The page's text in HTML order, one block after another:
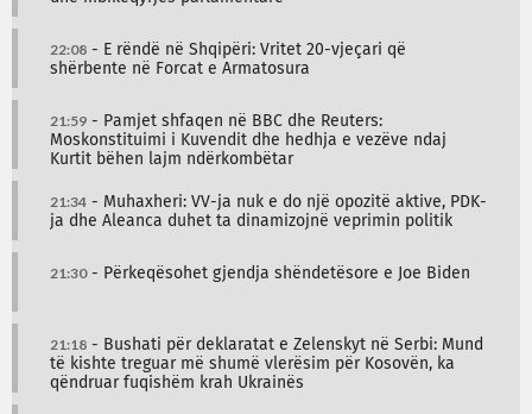
22:08 - E rëndë në Shqipëri: Vritet 20-vjeçari që
shërbente në Forcat e Armatosura
21:59 - Pamjet shfaqen në BBC dhe Reuters:
Moskonstituimi i Kuvendit dhe hedhja e vezëve ndaj
Kurtit bëhen lajm ndërkombëtar
21:34 - Muhaxheri: VV-ja nuk e do një opozitë aktive, PDK-
ja dhe Aleanca duhet ta dinamizojnë veprimin politik
21:30- Përkeqësohet gjendja shëndetësore e Joe Biden
21:18 - Bushati për deklaratat e Zelenskyt në Serbi: Mund
të kishte treguar më shumë vlerësim për Kosovën, ka
qëndruar fuqishëm krah Ukrainës